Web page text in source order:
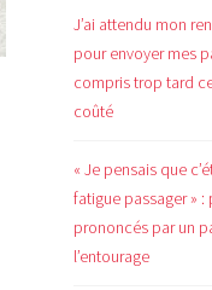
J’ai attendu mon
pour envoyer mes
compris trop tard
coûté
« Je pensais que
fatigue passager »
prononcés par un
l’entourage